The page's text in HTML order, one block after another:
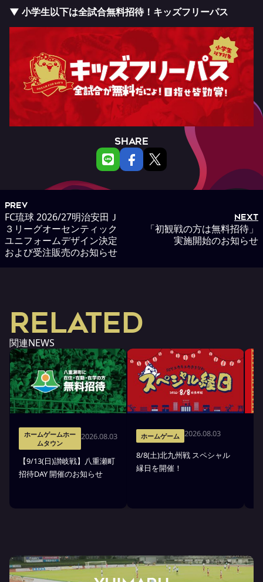
▼ 小学生以下は全試合無料招待！キッズフリーパス
SHARE
PREV
FC琉球 2026/27明治安田Ｊ
３リーグオーセンティック
ユニフォームデザイン決定
および受注販売のお知らせ
NEXT
「初観戦の方は無料招待」
実施開始のお知らせ
RELATED
関連NEWS
ホームゲームホー
ムタウン
2026.08.03
【9/13(日)讃岐戦】八重瀬町
招待DAY 開催のお知らせ
ホームゲーム 2026.08.03
8/8(土)北九州戦 スペシャル
縁日を開催！